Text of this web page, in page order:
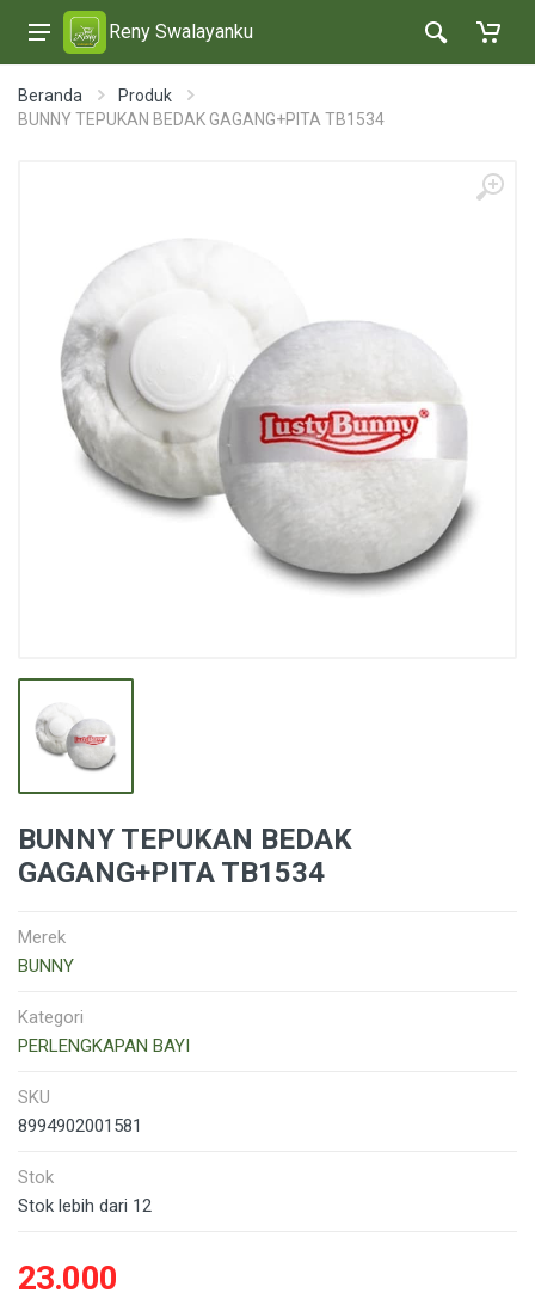
Reny Swalayanku
Beranda
Produk
BUNNY TEPUKAN BEDAK GAGANG+PITA TB1534
BUNNY TEPUKAN BEDAK
GAGANG+PITA TB1534
Merek
BUNNY
Kategori
PERLENGKAPAN BAYI
SKU
8994902001581
Stok
Stok lebih dari 12
23.000